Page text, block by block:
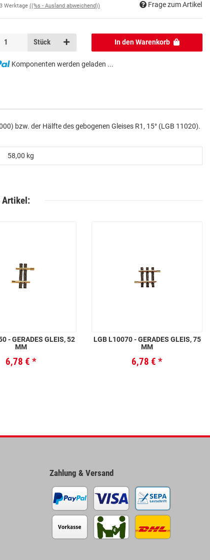
Werktage ((%s - Ausland abweichend)) Frage zum Artikel
Stück In den Warenkorb
Komponenten werden geladen ...
bzw. der Hälfte des gebogenen Gleises R1, 15° (LGB 11020).
58,00 kg
Artikel:
- GERADES GLEIS, 52
MM
6,78 € *
LGB L10070 - GERADES GLEIS, 75
MM
6,78 € *
Zahlung & Versand